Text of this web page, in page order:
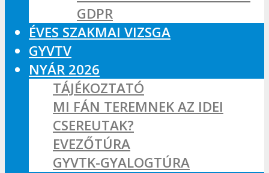
GDPR
ÉVES SZAKMAI VIZSGA
GYVTV
NYÁR 2026
TÁJÉKOZTATÓ
MI FÁN TEREMNEK AZ IDEI
CSEREUTAK?
EVEZŐTÚRA
GYVTK-GYALOGTÚRA